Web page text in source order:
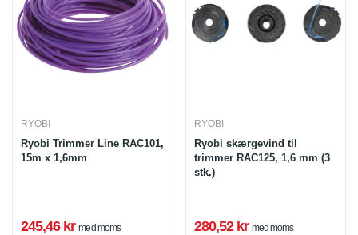
RYOBI
Ryobi Trimmer Line RAC101,
15m x 1,6mm
245,46 kr med moms
RYOBI
Ryobi skærgevind til
trimmer RAC125, 1,6 mm (3
stk.)
280,52 kr med moms